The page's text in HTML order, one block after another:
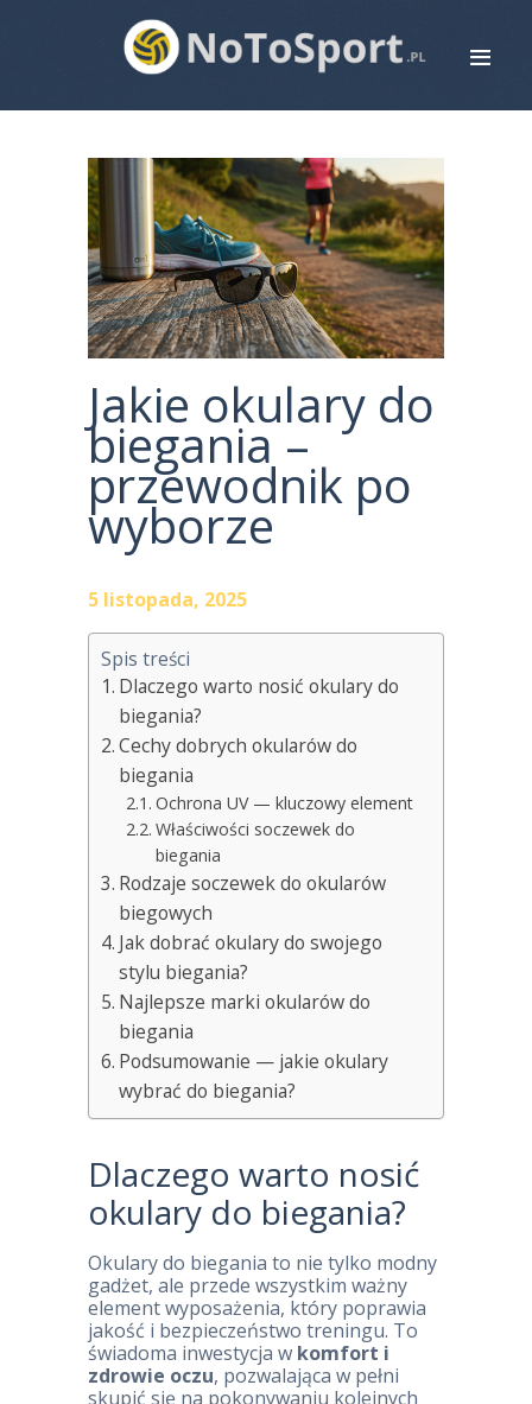
STRONA GŁÓWNA
ROWERY
BIEGANIE
PIŁKA NOŻNA
SIATKÓWKA
ZDROWIE
KONTAKTJakie okulary do
biegania –
przewodnik po
wyborze
5 listopada, 2025
Spis treści
Dlaczego warto nosić okulary do
biegania?
Cechy dobrych okularów do
biegania
Ochrona UV — kluczowy element
Właściwości soczewek do
biegania
Rodzaje soczewek do okularów
biegowych
Jak dobrać okulary do swojego
stylu biegania?
Najlepsze marki okularów do
biegania
Podsumowanie — jakie okulary
wybrać do biegania?
Dlaczego warto nosić
okulary do biegania?
Okulary do biegania to nie tylko modny
gadżet, ale przede wszystkim ważny
element wyposażenia, który poprawia
jakość i bezpieczeństwo treningu. To
świadoma inwestycja w komfort i
zdrowie oczu, pozwalająca w pełni
skupić się na pokonywaniu kolejnych